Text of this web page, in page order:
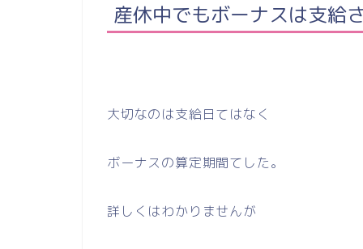
産休中でもボーナスは支給
大切なのは支給日てはなく
ボーナスの算定期間てした。
詳しくはわかりませんが